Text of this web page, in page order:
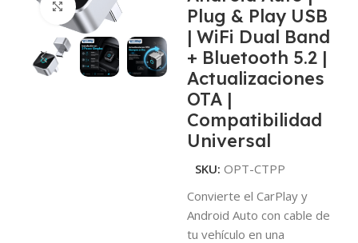
Click to enlarge
Plug & Play USB
| WiFi Dual Band
+ Bluetooth 5.2 |
Actualizaciones
OTA |
Compatibilidad
Universal
SKU: OPT-CTPP
Convierte el CarPlay y
Android Auto con cable de
tu vehículo en una